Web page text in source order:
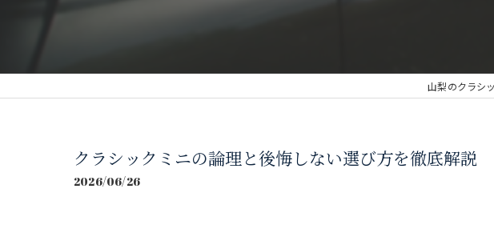
山梨のクラシ
クラシックミニの論理と後悔しない選び方を徹底解説
2026/06/26